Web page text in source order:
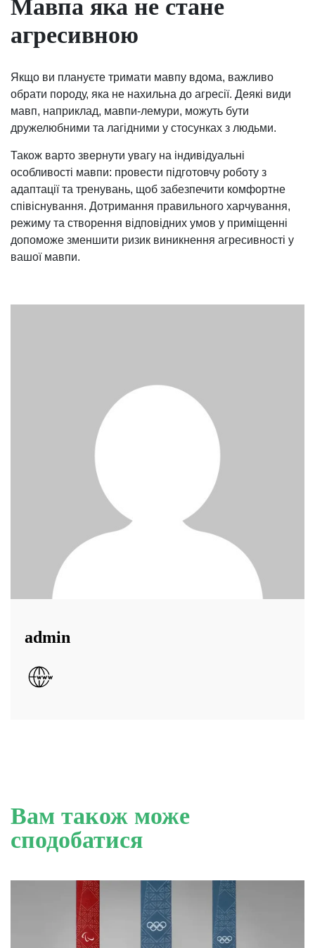
Мавпа яка не стане
агресивною
Якщо ви плануєте тримати мавпу вдома, важливо
обрати породу, яка не нахильна до агресії. Деякі види
мавп, наприклад, мавпи-лемури, можуть бути
дружелюбними та лагідними у стосунках з людьми.
Також варто звернути увагу на індивідуальні
особливості мавпи: провести підготовчу роботу з
адаптації та тренувань, щоб забезпечити комфортне
співіснування. Дотримання правильного харчування,
режиму та створення відповідних умов у приміщенні
допоможе зменшити ризик виникнення агресивності у
вашої мавпи.
admin
Вам також може
сподобатися